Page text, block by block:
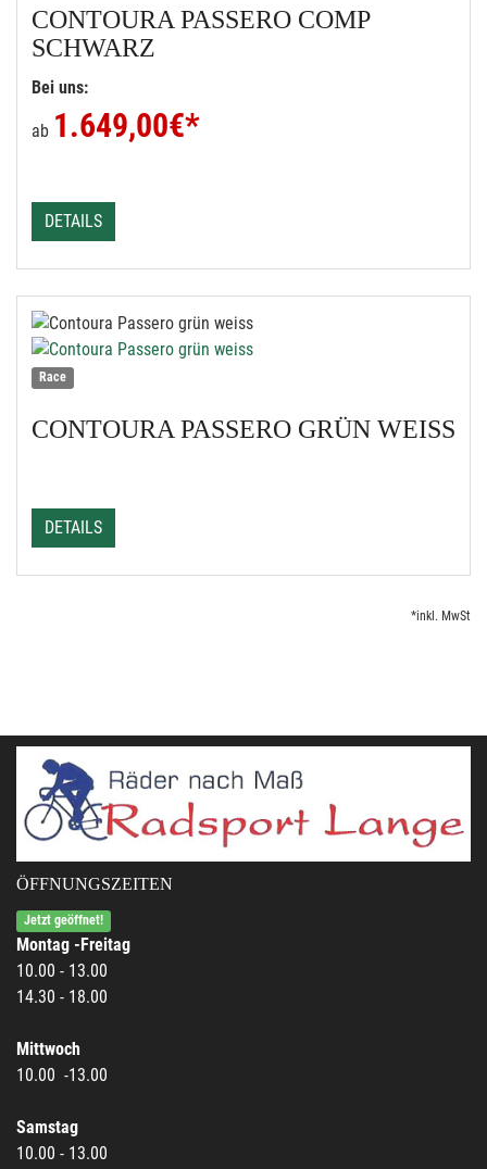
CONTOURA PASSERO COMP
SCHWARZ
Bei uns:
ab 1.649,00€*
DETAILS
Race
CONTOURA PASSERO GRÜN WEISS
DETAILS
*inkl. MwSt
ÖFFNUNGSZEITEN
Jetzt geöffnet!
Montag -Freitag
10.00 - 13.00
14.30 - 18.00
Mittwoch
10.00 -13.00
Samstag
10.00 - 13.00